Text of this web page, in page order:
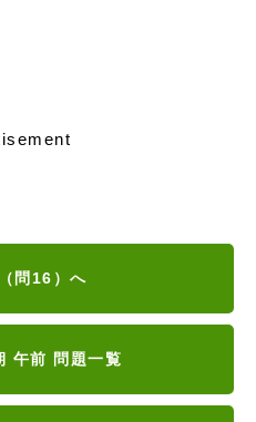
問16）へ
午前 問題一覧